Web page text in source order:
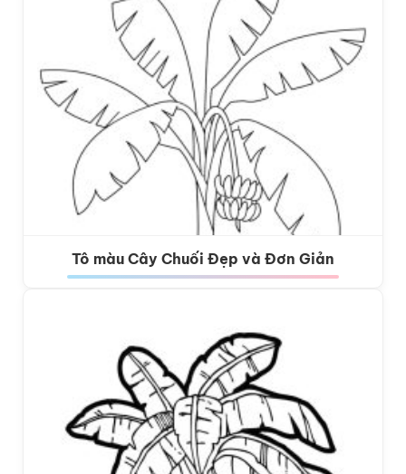
Tô màu Cây Chuối Đẹp và Đơn Giản